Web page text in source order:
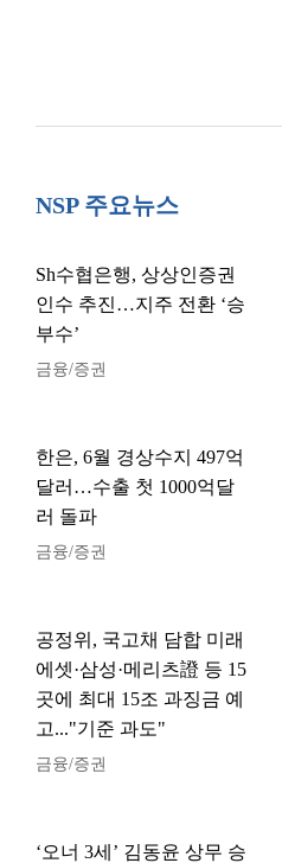
NSP 주요뉴스
Sh수협은행, 상상인증권
인수 추진…지주 전환 ‘승
부수’
금융/증권
한은, 6월 경상수지 497억
달러…수출 첫 1000억달
러 돌파
금융/증권
공정위, 국고채 담합 미래
에셋·삼성·메리츠證 등 15
곳에 최대 15조 과징금 예
고..."기준 과도"
금융/증권
‘오너 3세’ 김동윤 상무 승